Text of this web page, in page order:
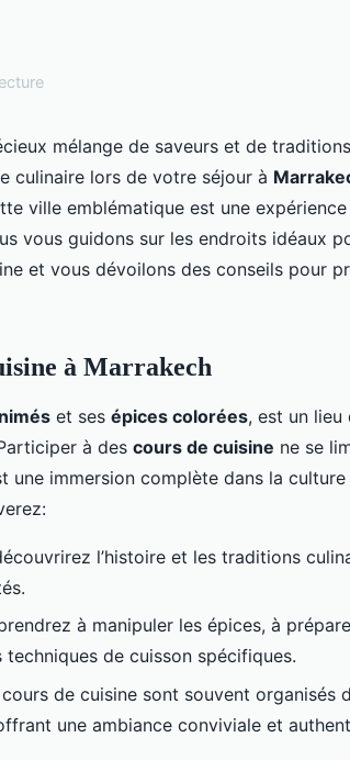
mélange de saveurs et de
culinaire lors de votre séjour à
ville emblématique est une
vous guidons sur les endroits idéaux
et vous dévoilons des conseils pour
à Marrakech
et ses épices colorées, est un
à des cours de cuisine ne se
une immersion complète dans la
l’histoire et les traditions
à manipuler les épices, à
de cuisson spécifiques.
cours de cuisine sont souvent organisés
une ambiance conviviale et